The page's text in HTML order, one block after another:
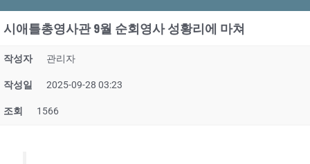
시애틀총영사관 9월 순회영사 성황리에 마쳐
작성자 관리자
작성일 2025-09-28 03:23
조회 1566